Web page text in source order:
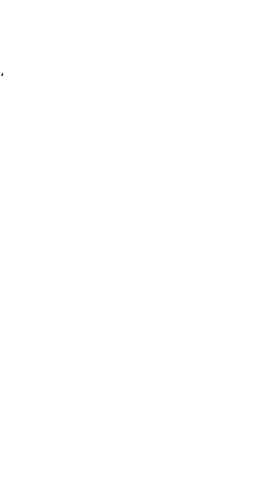
ماهيّة القلب الذي ذكره الله من الناحية الإسلامية والمعنوية،